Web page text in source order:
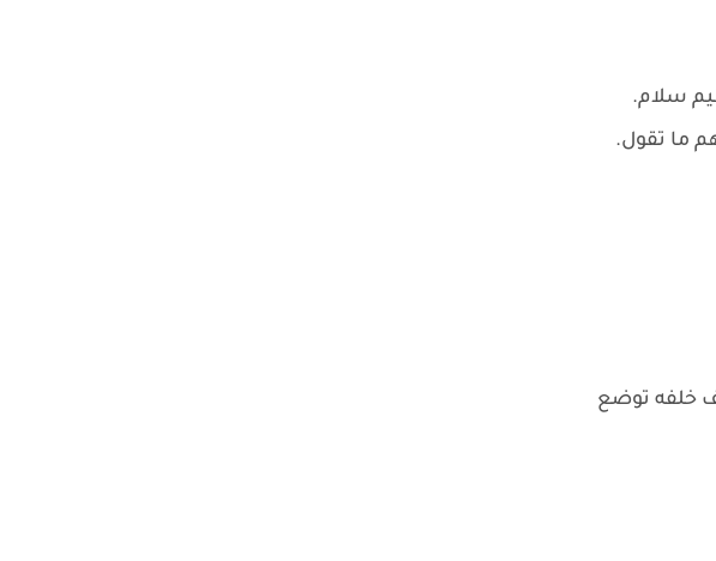
سلام.
ما تقول.
خلفه توضع